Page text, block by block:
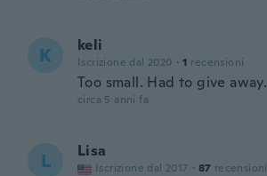
K keli
Iscrizione dal 2020 · 1 recensioni
Too small. Had to give away.
circa 5 anni fa
L Lisa
Iscrizione dal 2017 · 87 recensioni